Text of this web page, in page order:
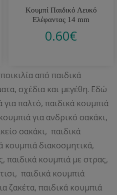
Κουμπί Παιδικό Λευκό
Ελέφαντας 14 mm
0.60€
από παιδικά
σχέδια και μεγέθη. Εδώ
για παλτό, παιδικά κουμπιά
για ανδρικό σακάκι,
σακάκι, παιδικά
κουμπιά διακοσμητικά,
παιδικά κουμπιά με στρας,
παιδικά κουμπιά
ζακέτα, παιδικά κουμπιά